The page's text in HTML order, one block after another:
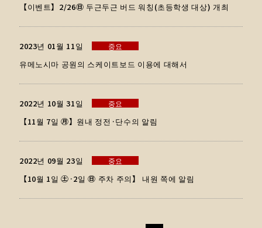
【이벤트】2/26㊐ 두근두근 버드 워칭(초등학생 대상) 개최
2023년 01월 11일 중요
유메노시마 공원의 스케이트보드 이용에 대해서
2022년 10월 31일 중요
【11월 7일 ㊊】원내 정전·단수의 알림
2022년 09월 23일 중요
【10월 1일 ㊏·2일 ㊐ 주차 주의】 내원 쪽에 알림